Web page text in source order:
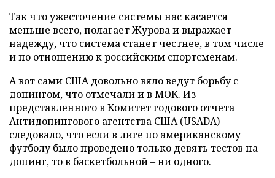
Так что ужесточение системы нас касается
меньше всего, полагает Журова и выражает
надежду, что система станет честнее, в том числе
и по отношению к российским спортсменам.
А вот сами США довольно вяло ведут борьбу с
допингом, что отмечали и в МОК. Из
представленного в Комитет годового отчета
Антидопингового агентства США (USADA)
следовало, что если в лиге по американскому
футболу было проведено только девять тестов на
допинг, то в баскетбольной – ни одного.